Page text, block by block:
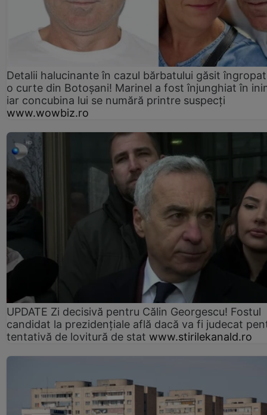
Detalii halucinante în cazul bărbatului găsit
o curte din Botoșani! Marinel a fost înjunghiat în
iar concubina lui se numără printre suspecți
www.wowbiz.ro
UPDATE Zi decisivă pentru Călin Georgescu! Fostul
candidat la prezidențiale află dacă va fi judecat
tentativă de lovitură de stat www.stirilekanald.ro